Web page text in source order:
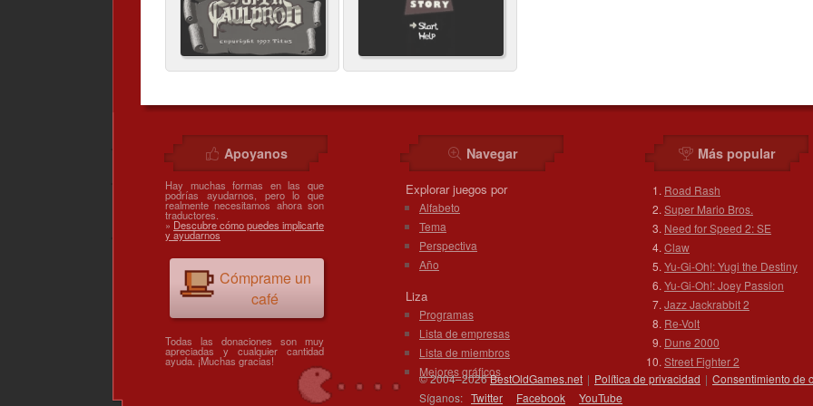
Apoyanos
Hay muchas formas en las que
podrías ayudarnos, pero lo que
realmente necesitamos ahora son
traductores.
» Descubre cómo puedes implicarte
y ayudarnos
Cómprame un
café
Todas las donaciones son muy
apreciadas y cualquier cantidad
ayuda. ¡Muchas gracias!
Navegar
Explorar juegos por
Alfabeto
Tema
Perspectiva
Año
Liza
Programas
Lista de empresas
Lista de miembros
Mejores gráficos
Más popular
Road Rash
Super Mario Bros.
Need for Speed 2: SE
Claw
Yu-Gi-Oh!: Yugi the Destiny
Yu-Gi-Oh!: Joey Passion
Jazz Jackrabbit 2
Re-Volt
Dune 2000
Street Fighter 2
© 2004–2026BestOldGames.net | Política de privacidad | Consentimiento de
Síganos: Twitter Facebook YouTube